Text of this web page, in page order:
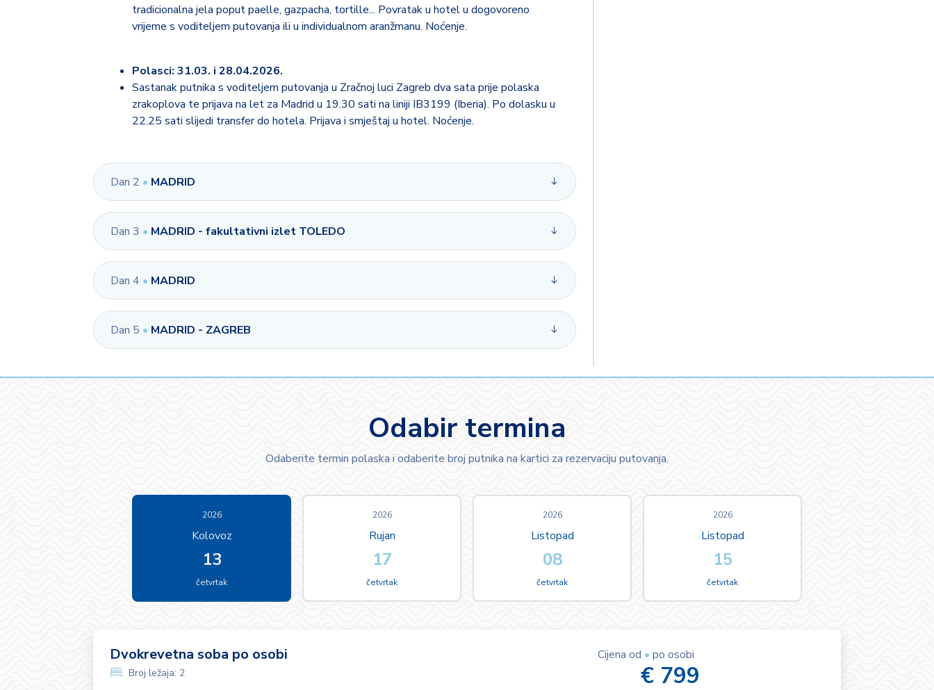
tradicionalna jela poput paelle, gazpacha, tortille... Povratak u hotel u dogovoreno
vrijeme s voditeljem putovanja ili u individualnom aranžmanu. Noćenje.
Polasci: 31.03. i 28.04.2026.
Sastanak putnika s voditeljem putovanja u Zračnoj luci Zagreb dva sata prije polaska
zrakoplova te prijava na let za Madrid u 19.30 sati na liniji IB3199 (Iberia). Po dolasku u
22.25 sati slijedi transfer do hotela. Prijava i smještaj u hotel. Noćenje.
Dan 2 • MADRID
Dan 3 • MADRID - fakultativni izlet TOLEDO
Dan 4 • MADRID
Dan 5 • MADRID - ZAGREB
Odabir termina
Odaberite termin polaska i odaberite broj putnika na kartici za rezervaciju putovanja.
2026
Kolovoz
13
četvrtak
2026
Rujan
17
četvrtak
2026
Listopad
08
četvrtak
2026
Listopad
15
četvrtak
Dvokrevetna soba po osobi
Broj ležaja: 2
Cijena od • po osobi
€ 799